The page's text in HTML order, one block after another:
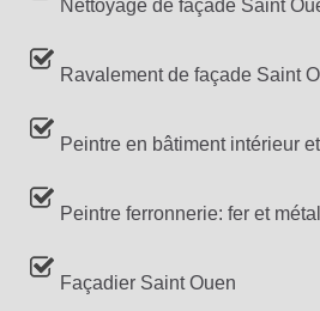
Nettoyage de façade Saint
Ravalement de façade Saint
Peintre en bâtiment intérieur
Peintre ferronnerie: fer et
Façadier Saint Ouen